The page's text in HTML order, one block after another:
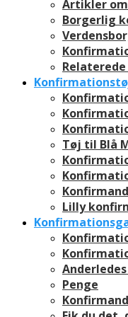
Artikler
Borgerlig
Tøj til Blå
Lilly
Penge